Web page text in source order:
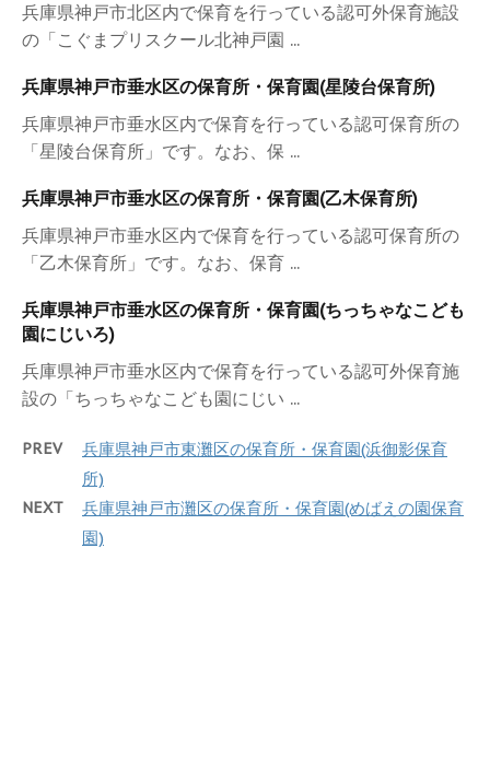
兵庫県神戸市北区内で保育を行っている認可外保育施設
の「こぐまプリスクール北神戸園 ...
兵庫県神戸市垂水区の保育所・保育園(星陵台保育所)
兵庫県神戸市垂水区内で保育を行っている認可保育所の
「星陵台保育所」です。なお、保 ...
兵庫県神戸市垂水区の保育所・保育園(乙木保育所)
兵庫県神戸市垂水区内で保育を行っている認可保育所の
「乙木保育所」です。なお、保育 ...
兵庫県神戸市垂水区の保育所・保育園(ちっちゃなこども
園にじいろ)
兵庫県神戸市垂水区内で保育を行っている認可外保育施
設の「ちっちゃなこども園にじい ...
PREV
兵庫県神戸市東灘区の保育所・保育園(浜御影保育
所)
NEXT
兵庫県神戸市灘区の保育所・保育園(めばえの園保育
園)